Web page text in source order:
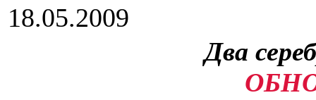
18.05.2009
Два